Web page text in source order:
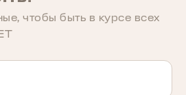
чтобы быть в курcе всех